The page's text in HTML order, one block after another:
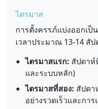
ไตรมาส
การตั้งครรภ์แบ่งออกเป็
เวลาประมาณ 13-14 สัป
ไตรมาสแรก: สัปดาห์
และระบบหลัก)
ไตรมาสที่สอง: สัปดา
อย่างรวดเร็วและกา